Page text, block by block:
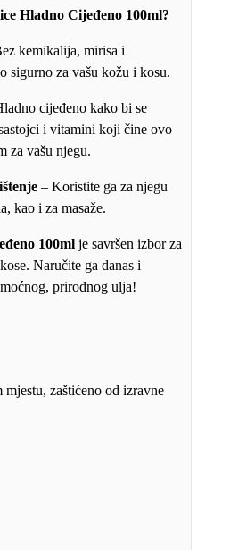
Hladno Cijeđeno 100ml?
kemikalija, mirisa i
sigurno za vašu kožu i kosu.
cijeđeno kako bi se
i vitamini koji čine ovo
za vašu njegu.
– Koristite ga za njegu
kao i za masaže.
100ml je savršen izbor za
Naručite ga danas i
prirodnog ulja!
zaštićeno od izravne